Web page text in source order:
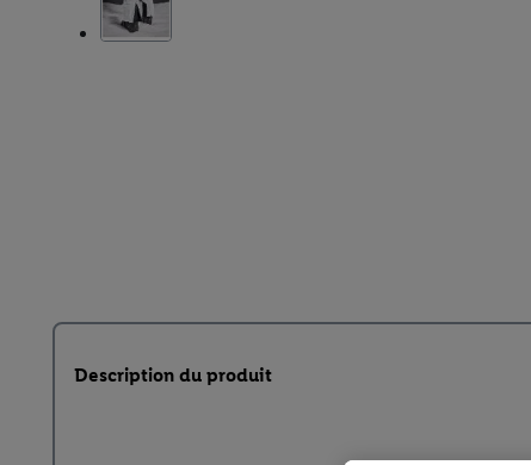
Description du produit